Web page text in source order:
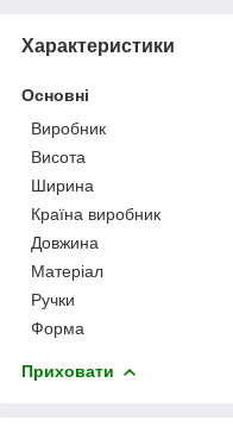
Характеристики
Основні
Виробник
Висота
Ширина
Країна виробник
Довжина
Матеріал
Ручки
Форма
Приховати